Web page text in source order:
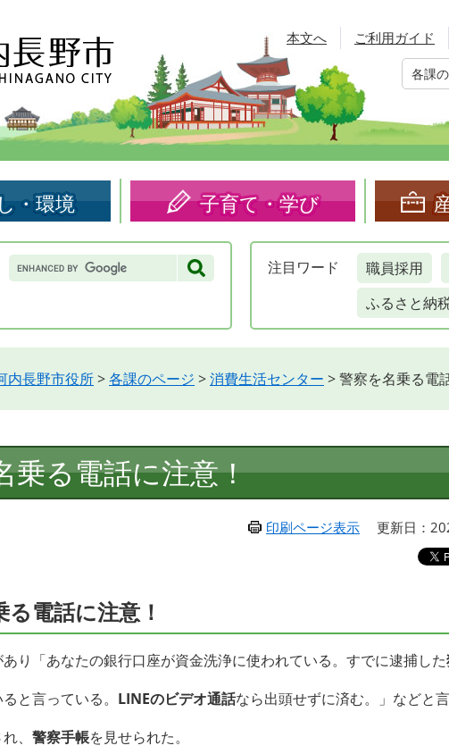
本文へ ご利用ガイド
各課
・環境 子育て・学び
Google
カ
検
注目 ワード 職員採用
ふるさと納
内長野市役所>各課のページ >消費生活センター >警察を名乗る電
乗る電話に注意！
印刷ページ表示 更新日：
る電話に注意！
あり「あなたの銀行口座が資金洗浄に使われている。すでに逮捕した
と言っている。 LINEのビデオ通話なら出頭せずに済む。」などと言
、 警察手帳を見せられた。